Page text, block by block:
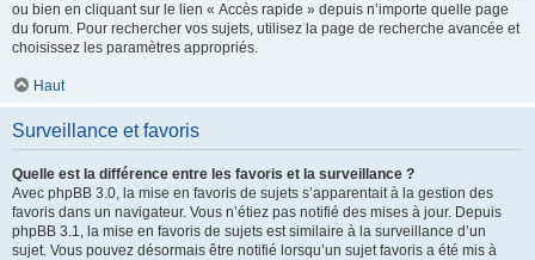
ou bien en cliquant sur le lien « Accès rapide » depuis n’importe quelle page
du forum. Pour rechercher vos sujets, utilisez la page de recherche avancée et
choisissez les paramètres appropriés.
Haut
Surveillance et favoris
Quelle est la différence entre les favoris et la surveillance ?
Avec phpBB 3.0, la mise en favoris de sujets s’apparentait à la gestion des
favoris dans un navigateur. Vous n’étiez pas notifié des mises à jour. Depuis
phpBB 3.1, la mise en favoris de sujets est similaire à la surveillance d’un
sujet. Vous pouvez désormais être notifié lorsqu’un sujet favoris a été mis à